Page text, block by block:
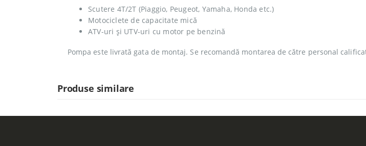
Scutere 4T/2T (Piaggio, Peugeot, Yamaha, Honda etc.)
Motociclete de capacitate mică
ATV-uri și UTV-uri cu motor pe benzină
Pompa este livrată gata de montaj. Se recomandă montarea de către personal
Produse similare